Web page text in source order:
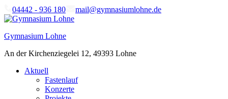
Skip
to
04442 - 936 180 mail@gymnasiumlohne.de
Gymnasium Lohne
An der Kirchenziegelei 12, 49393 Lohne
Aktuell
Fastenlauf
Konzerte